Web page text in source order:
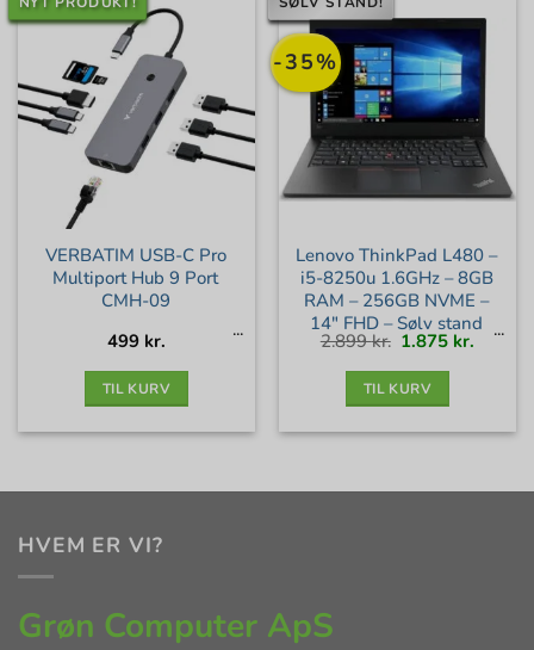
VERBATIM USB-C Pro
Multiport Hub 9 Port
CMH-09
499 kr.
TIL KURV
-35%
Lenovo ThinkPad L480 –
i5-8250u 1.6GHz – 8GB
RAM – 256GB NVME –
14″ FHD – Sølv stand
2.899kr. Den
oprindelige
pris
1.875 kr. Den
TIL KURV
HVEM ER VI?
Grøn Computer ApS